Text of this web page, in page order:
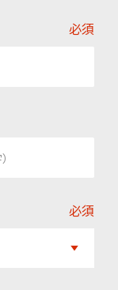
必須
必須